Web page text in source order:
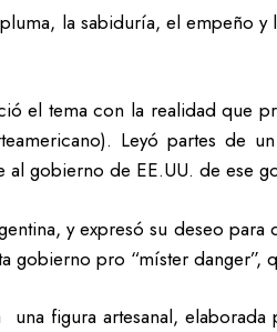
la sabiduría, el empeño
el tema con la realidad que
Leyó partes de
gobierno de EE.UU. de ese
y expresó su deseo
pro “míster danger”,
figura artesanal,